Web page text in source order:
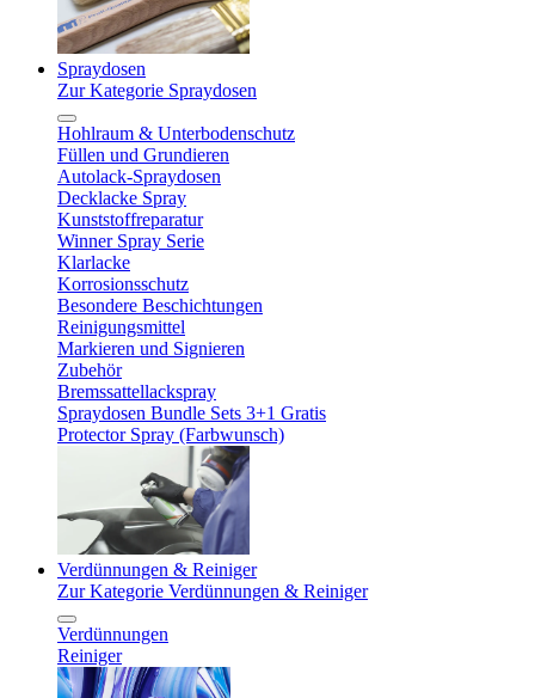
Spraydosen
Zur Kategorie Spraydosen
Hohlraum & Unterbodenschutz
Füllen und Grundieren
Autolack-Spraydosen
Decklacke Spray
Kunststoffreparatur
Winner Spray Serie
Klarlacke
Korrosionsschutz
Besondere Beschichtungen
Reinigungsmittel
Markieren und Signieren
Zubehör
Bremssattellackspray
Spraydosen Bundle Sets 3+1 Gratis
Protector Spray (Farbwunsch)
Verdünnungen & Reiniger
Zur Kategorie Verdünnungen & Reiniger
Verdünnungen
Reiniger